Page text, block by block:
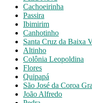
Cachoeirinha
Passira
Ibimirim
Canhotinho
Santa Cruz da Baixa
Altinho
Colônia Leopoldina
Flores
Quipapá
São José da Coroa
João Alfredo